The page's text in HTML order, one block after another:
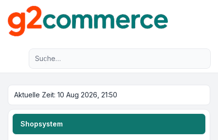
Aktuelle Zeit: 10 Aug 2026, 21:50
Shopsystem